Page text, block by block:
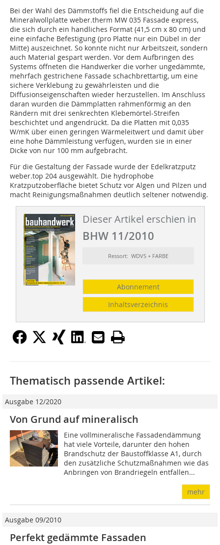
Bei der Wahl des Dämmstoffs fiel die Entscheidung auf die
Mineralwollplatte weber.therm MW 035 Fassade express,
die sich durch ein handliches Format (41,5 cm x 80 cm) und
eine einfache Befestigung (pro Platte nur ein Dübel in der
Mitte) auszeichnet. So konnte nicht nur Arbeitszeit, sondern
auch Material gespart werden. Vor dem Aufbringen des
Systems öffneten die Handwerker die vorher ungedämmte,
mehrfach gestrichene Fassade schachbrettartig, um eine
sichere Verklebung zu gewährleisten und die
Diffusionseigenschaften wieder herzustellen. Im Anschluss
daran wurden die Dämmplatten rahmenförmig an den
Rändern mit drei senkrechten Klebemörtel-Streifen
beschichtet und angendrückt. Da die Platten mit 0,035
W/mK über einen geringen Wärmeleitwert und damit über
eine hohe Dämmleistung verfügen, wurden sie in einer
Dicke von nur 100 mm aufgebracht.
Für die Gestaltung der Fassade wurde der Edelkratzputz
weber.top 204 ausgewählt. Die hydrophobe
Kratzputzoberfläche bietet Schutz vor Algen und Pilzen und
macht Reinigungsmaßnahmen deutlich seltener notwendig.
Dieser Artikel erschien in
BHW 11/2010
Ressort: WDVS + FARBE
Abonnement
Inhaltsverzeichnis
Thematisch passende Artikel:
Ausgabe 12/2020
Von Grund auf mineralisch
Eine vollmineralische Fassadendämmung
hat viele Vorteile, darunter den hohen
Brandschutz der Baustoffklasse A1, durch
den zusätzliche Schutzmaßnahmen wie das
Anbringen von Brandriegeln entfallen...
mehr
Ausgabe 09/2010
Perfekt gedämmte Fassaden